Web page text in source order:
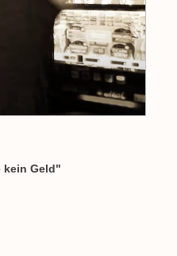
kein Geld"